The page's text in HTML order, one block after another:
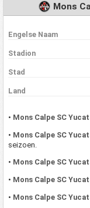
Mons
Engelse Naam
Stadion
Stad
Land
• Mons Calpe SC
• Mons Calpe SC
seizoen.
• Mons Calpe SC
• Mons Calpe SC
• Mons Calpe SC